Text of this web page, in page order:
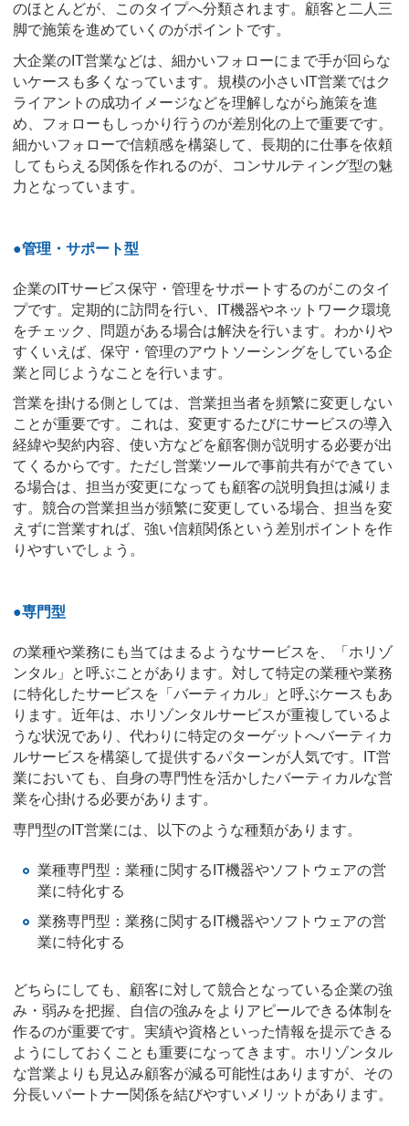
のほとんどが、このタイプへ分類されます。顧客と二人三
脚で施策を進めていくのがポイントです。
大企業のIT営業などは、細かいフォローにまで手が回らな
いケースも多くなっています。規模の小さいIT営業ではク
ライアントの成功イメージなどを理解しながら施策を進
め、フォローもしっかり行うのが差別化の上で重要です。
細かいフォローで信頼感を構築して、長期的に仕事を依頼
してもらえる関係を作れるのが、コンサルティング型の魅
力となっています。
●管理・サポート型
企業のITサービス保守・管理をサポートするのがこのタイ
プです。定期的に訪問を行い、IT機器やネットワーク環境
をチェック、問題がある場合は解決を行います。わかりや
すくいえば、保守・管理のアウトソーシングをしている企
業と同じようなことを行います。
営業を掛ける側としては、営業担当者を頻繁に変更しない
ことが重要です。これは、変更するたびにサービスの導入
経緯や契約内容、使い方などを顧客側が説明する必要が出
てくるからです。ただし営業ツールで事前共有ができてい
る場合は、担当が変更になっても顧客の説明負担は減りま
す。競合の営業担当が頻繁に変更している場合、担当を変
えずに営業すれば、強い信頼関係という差別ポイントを作
りやすいでしょう。
●専門型
の業種や業務にも当てはまるようなサービスを、「ホリゾ
ンタル」と呼ぶことがあります。対して特定の業種や業務
に特化したサービスを「バーティカル」と呼ぶケースもあ
ります。近年は、ホリゾンタルサービスが重複しているよ
うな状況であり、代わりに特定のターゲットへバーティカ
ルサービスを構築して提供するパターンが人気です。IT営
業においても、自身の専門性を活かしたバーティカルな営
業を心掛ける必要があります。
専門型のIT営業には、以下のような種類があります。
業種専門型：業種に関するIT機器やソフトウェアの営
業に特化する
業務専門型：業務に関するIT機器やソフトウェアの営
業に特化する
どちらにしても、顧客に対して競合となっている企業の強
み・弱みを把握、自信の強みをよりアピールできる体制を
作るのが重要です。実績や資格といった情報を提示できる
ようにしておくことも重要になってきます。ホリゾンタル
な営業よりも見込み顧客が減る可能性はありますが、その
分長いパートナー関係を結びやすいメリットがあります。